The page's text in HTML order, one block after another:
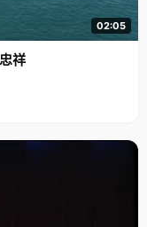
02:05
祥